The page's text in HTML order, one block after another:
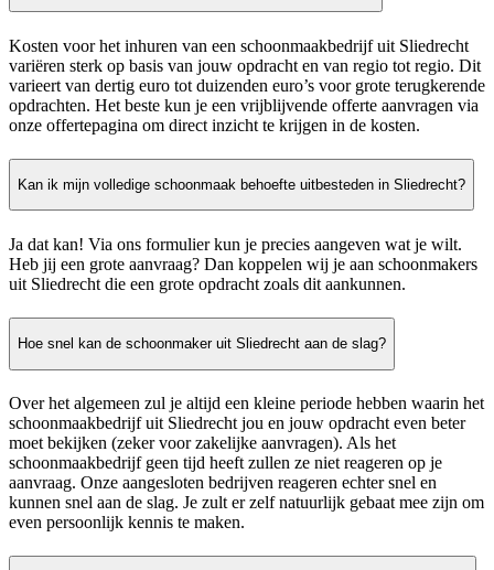
Kosten voor het inhuren van een schoonmaakbedrijf uit Sliedrecht
variëren sterk op basis van jouw opdracht en van regio tot regio. Dit
varieert van dertig euro tot duizenden euro’s voor grote terugkerende
opdrachten. Het beste kun je een vrijblijvende offerte aanvragen via
onze offertepagina om direct inzicht te krijgen in de kosten.
Kan ik mijn volledige schoonmaak behoefte uitbesteden in Sliedrecht?
Ja dat kan! Via ons formulier kun je precies aangeven wat je wilt.
Heb jij een grote aanvraag? Dan koppelen wij je aan schoonmakers
uit Sliedrecht die een grote opdracht zoals dit aankunnen.
Hoe snel kan de schoonmaker uit Sliedrecht aan de slag?
Over het algemeen zul je altijd een kleine periode hebben waarin het
schoonmaakbedrijf uit Sliedrecht jou en jouw opdracht even beter
moet bekijken (zeker voor zakelijke aanvragen). Als het
schoonmaakbedrijf geen tijd heeft zullen ze niet reageren op je
aanvraag. Onze aangesloten bedrijven reageren echter snel en
kunnen snel aan de slag. Je zult er zelf natuurlijk gebaat mee zijn om
even persoonlijk kennis te maken.